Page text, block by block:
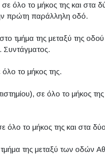
όλο το μήκος της και στα
πρώτη παράλληλη οδό.
τμήμα της μεταξύ της
το μήκος της.
σε όλο το μήκος
το μήκος της και στα
της μεταξύ των οδών